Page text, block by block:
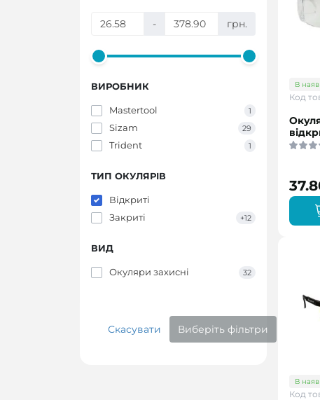
- грн.
ВИРОБНИК
Mastertool 1
Sizam 29
Trident 1
ТИП ОКУЛЯРІВ
Відкриті
Закриті
+12
ВИД
Окуляри захисні 32
Скасувати Виберіть фільтри
В
Код
В
Код